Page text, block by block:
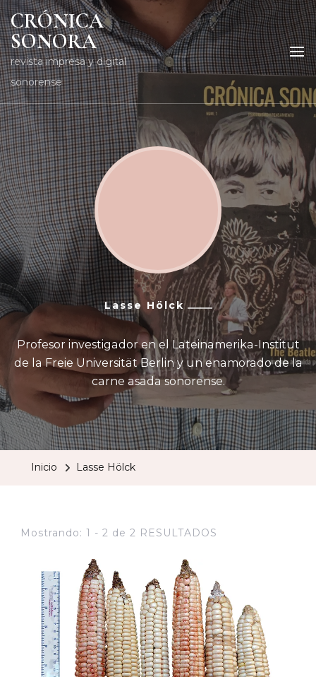
CRÓNICA
SONORA
revista impresa y digital
sonorense
Lasse Hölck
Profesor investigador en el Lateinamerika-Institut
de la Freie Universität Berlin y un enamorado de la
carne asada sonorense.
Inicio Lasse Hölck
Mostrando: 1 - 2 de 2 RESULTADOS